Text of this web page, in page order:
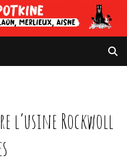
l’usine Rockwoll